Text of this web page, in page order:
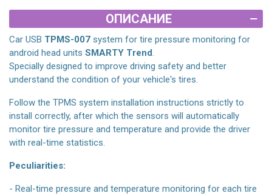
ОПИСАНИЕ
Car USB TPMS-007 system for tire pressure monitoring for
android head units SMARTY Trend.
Specially designed to improve driving safety and better
understand the condition of your vehicle's tires.
Follow the TPMS system installation instructions strictly to
install correctly, after which the sensors will automatically
monitor tire pressure and temperature and provide the driver
with real-time statistics.
Peculiarities:
- Real-time pressure and temperature monitoring for each tire